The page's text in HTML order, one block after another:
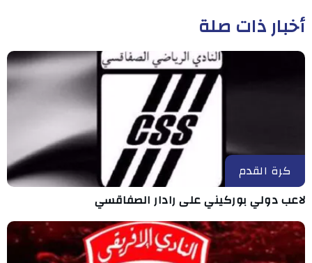
أخبار ذات صلة
كرة القدم
لاعب دولي بوركيني على رادار الصفاقسي